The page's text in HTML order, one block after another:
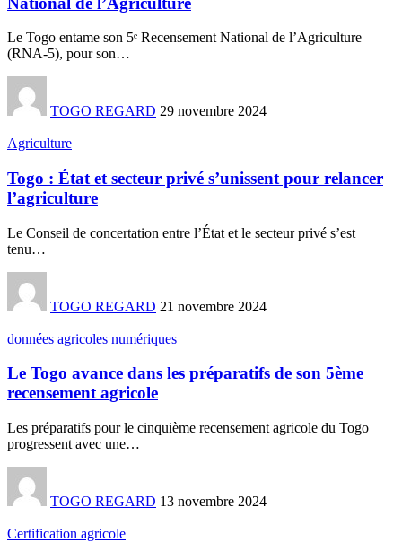
Le Togo entame son 5ᵉ Recensement National de l’Agriculture
(RNA-5), pour son…
TOGO REGARD 29 novembre 2024
Agriculture
Togo : État et secteur privé s’unissent pour relancer
l’agriculture
Le Conseil de concertation entre l’État et le secteur privé s’est
tenu…
TOGO REGARD 21 novembre 2024
données agricoles numériques
Le Togo avance dans les préparatifs de son 5ème
recensement agricole
Les préparatifs pour le cinquième recensement agricole du Togo
progressent avec une…
TOGO REGARD 13 novembre 2024
Certification agricole